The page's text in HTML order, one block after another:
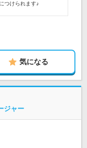
つけられます♪
気になる
ジャー